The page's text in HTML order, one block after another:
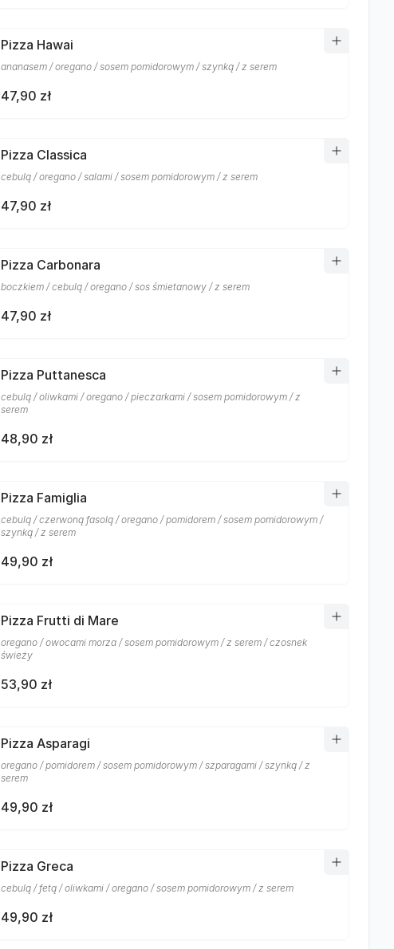
Pizza Hawai
ananasem / oregano / sosem pomidorowym / szynką / z serem
47,90 zł
Pizza Classica
cebulą / oregano / salami / sosem pomidorowym / z serem
47,90 zł
Pizza Carbonara
boczkiem / cebulą / oregano / sos śmietanowy / z serem
47,90 zł
Pizza Puttanesca
cebulą / oliwkami / oregano / pieczarkami / sosem pomidorowym / z
serem
48,90 zł
Pizza Famiglia
cebulą / czerwoną fasolą / oregano / pomidorem / sosem pomidorowym /
szynką / z serem
49,90 zł
Pizza Frutti di Mare
oregano / owocami morza / sosem pomidorowym / z serem / czosnek
świeży
53,90 zł
Pizza Asparagi
oregano / pomidorem / sosem pomidorowym / szparagami / szynką / z
serem
49,90 zł
Pizza Greca
cebulą / fetą / oliwkami / oregano / sosem pomidorowym / z serem
49,90 zł